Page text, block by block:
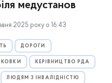
медустанов
2025 року о 16:43
ДОРОГИ
КЕРІВНИЦТВО РДА
ЛЮДЯМ З ІНВАЛІДНІСТЮ